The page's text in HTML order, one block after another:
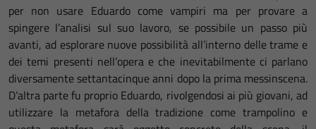
per non usare Eduardo come vampiri ma per provare a
spingere l’analisi sul suo lavoro, se possibile un passo più
avanti, ad esplorare nuove possibilità all’interno delle trame e
dei temi presenti nell’opera e che inevitabilmente ci parlano
diversamente settantacinque anni dopo la prima messinscena.
D’altra parte fu proprio Eduardo, rivolgendosi ai più giovani, ad
utilizzare la metafora della tradizione come trampolino e